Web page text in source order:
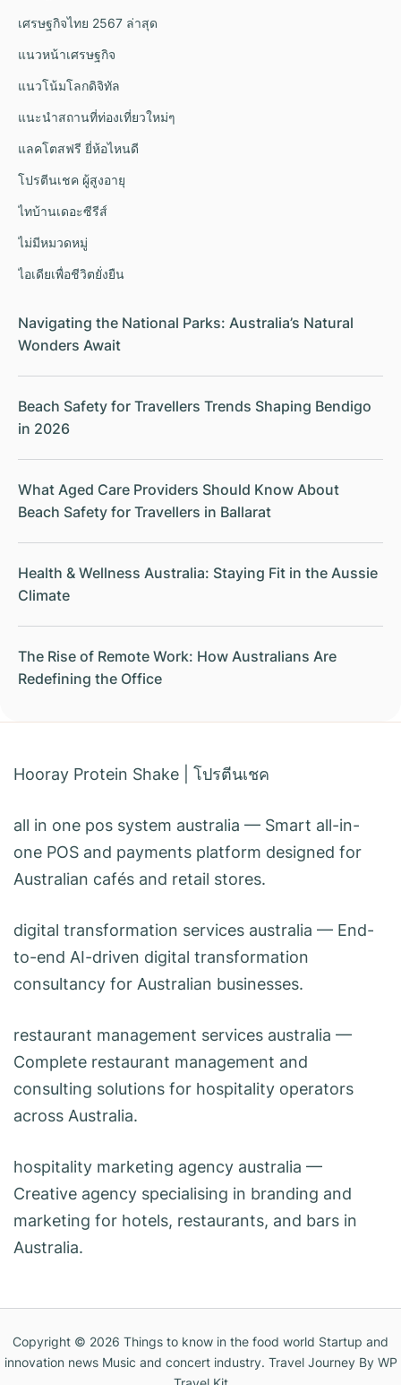
เศรษฐกิจไทย 2567 ล่าสุด
แนวหน้าเศรษฐกิจ
แนวโน้มโลกดิจิทัล
แนะนำสถานที่ท่องเที่ยวใหม่ๆ
แลคโตสฟรี ยี่ห้อไหนดี
โปรตีนเชค ผู้สูงอายุ
ไทบ้านเดอะซีรีส์
ไม่มีหมวดหมู่
ไอเดียเพื่อชีวิตยั่งยืน
Navigating the National Parks: Australia’s Natural
Wonders Await
Beach Safety for Travellers Trends Shaping Bendigo
in 2026
What Aged Care Providers Should Know About
Beach Safety for Travellers in Ballarat
Health & Wellness Australia: Staying Fit in the Aussie
Climate
The Rise of Remote Work: How Australians Are
Redefining the Office
Hooray Protein Shake โปรตีนเชค
all in one pos system australia — Smart all-in-
one POS and payments platform designed for
Australian cafés and retail stores.
digital transformation services australia — End-
to-end AI-driven digital transformation
consultancy for Australian businesses.
restaurant management services australia —
Complete restaurant management and
consulting solutions for hospitality operators
across Australia.
hospitality marketing agency australia —
Creative agency specialising in branding and
marketing for hotels, restaurants, and bars in
Australia.
Copyright © 2026 Things to know in the food world Startup and
innovation news Music and concert industry. Travel JourneyBy WP